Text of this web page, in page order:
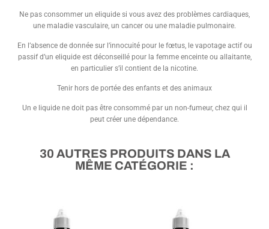
Ne pas consommer un eliquide si vous avez des problèmes cardiaques,
une maladie vasculaire, un cancer ou une maladie pulmonaire.
En l’absence de donnée sur l’innocuité pour le fœtus, le vapotage actif ou
passif d’un eliquide est déconseillé pour la femme enceinte ou allaitante,
en particulier s’il contient de la nicotine.
Tenir hors de portée des enfants et des animaux
Un e liquide ne doit pas être consommé par un non-fumeur, chez qui il
peut créer une dépendance.
30 AUTRES PRODUITS DANS LA
MÊME CATÉGORIE :